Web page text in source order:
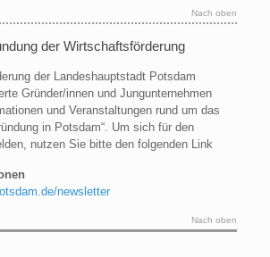
Nach oben
der Wirtschaftsförderung
der Landeshauptstadt Potsdam
Gründer/innen und Jungunternehmen
und Veranstaltungen rund um das
in Potsdam“. Um sich für den
nutzen Sie bitte den folgenden Link
newsletter
Nach oben